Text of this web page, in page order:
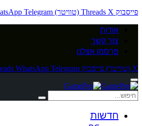
פייסבוק
Threads X (טוויטר) Telegram
אודות
צור קשר
פרסמו אצלנו
X (טוויטר) פייסבוק WhatsApp Telegram
חדשות